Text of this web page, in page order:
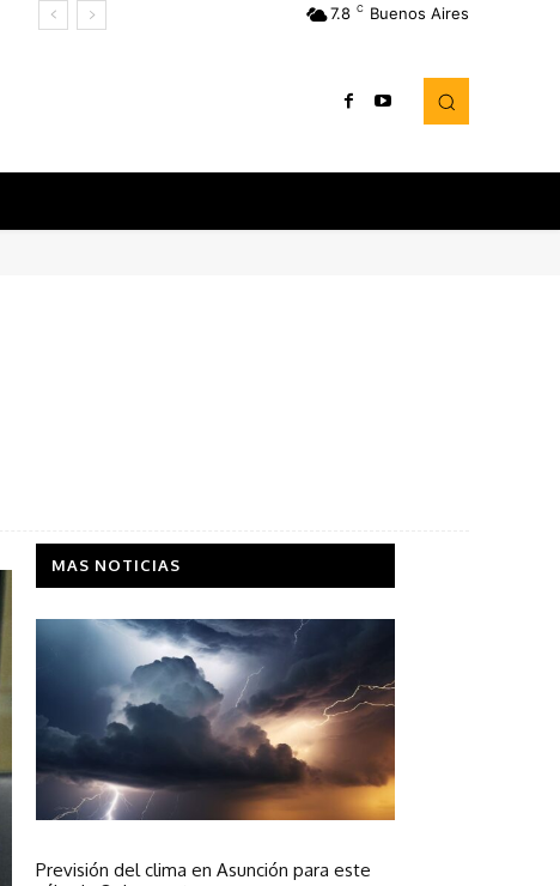
7.8 C Buenos Aires
MAS NOTICIAS
Previsión del clima en Asunción para este